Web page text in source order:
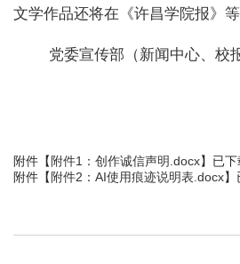
文学作品还将在《许昌学院报》等
党委宣传部（新闻中心、校
附件【 附件1：创作诚信声明.docx】已下
附件【 附件2：AI使用痕迹说明表.docx】